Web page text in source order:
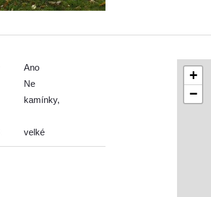
Ano
Ne
kamínky,
velké
+
−